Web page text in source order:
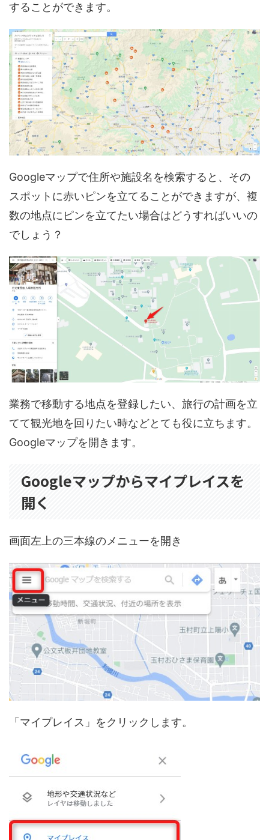
することができます。
Googleマップで住所や施設名を検索すると、その
スポットに赤いピンを立てることができますが、複
数の地点にピンを立てたい場合はどうすればいいの
でしょう？
業務で移動する地点を登録したい、旅行の計画を立
てて観光地を回りたい時などとても役に立ちます。
Googleマップを開きます。
Googleマップからマイプレイスを
開く
画面左上の三本線のメニューを開き
「マイプレイス」をクリックします。